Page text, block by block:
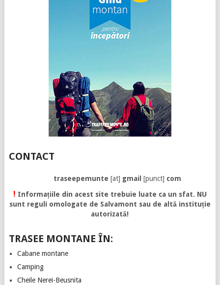
CONTACT
traseepemunte [at] gmail [punct] com
! Informațiile din acest site trebuie luate ca un sfat. NU
sunt reguli omologate de Salvamont sau de altă instituție
autorizată!
TRASEE MONTANE ÎN:
Cabane montane
Camping
Cheile Nerei-Beusnita